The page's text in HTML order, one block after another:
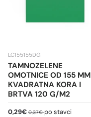
LC155155DG
TAMNOZELENE
OMOTNICE OD 155 MM
KVADRATNA KORA I
BRTVA 120 G/M2
Cijena na sniženju
0,29€ Redovna cijena
0,37€po stavci